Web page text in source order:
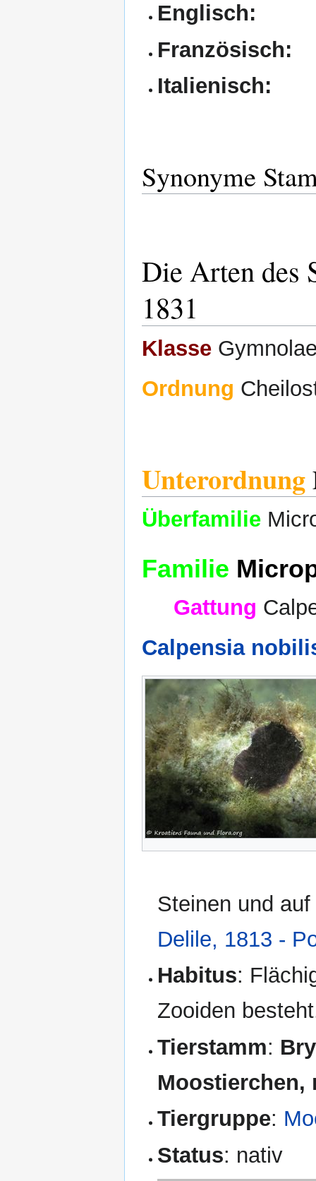
Englisch:
Französisch:
Italienisch:
Synonyme
Die Arten des
1831
Klasse
Ordnung
Unterordnung
Überfamilie
Familie
Gattung
Calpensia
Steinen und
Delile, 1813 -
Habitus:
Zooiden
Tierstamm:
Moostierchen,
Tiergruppe:
Status: nativ